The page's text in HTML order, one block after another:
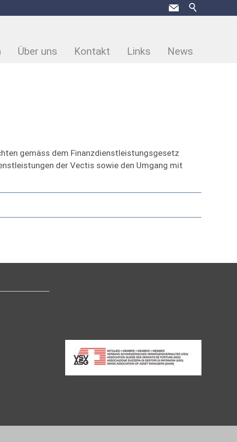
Über uns Kontakt Links News
gemäss dem Finanzdienstleistungsgesetz
der Vectis sowie den Umgang mit